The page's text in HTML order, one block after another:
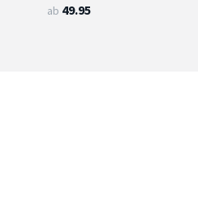
ab 49.95